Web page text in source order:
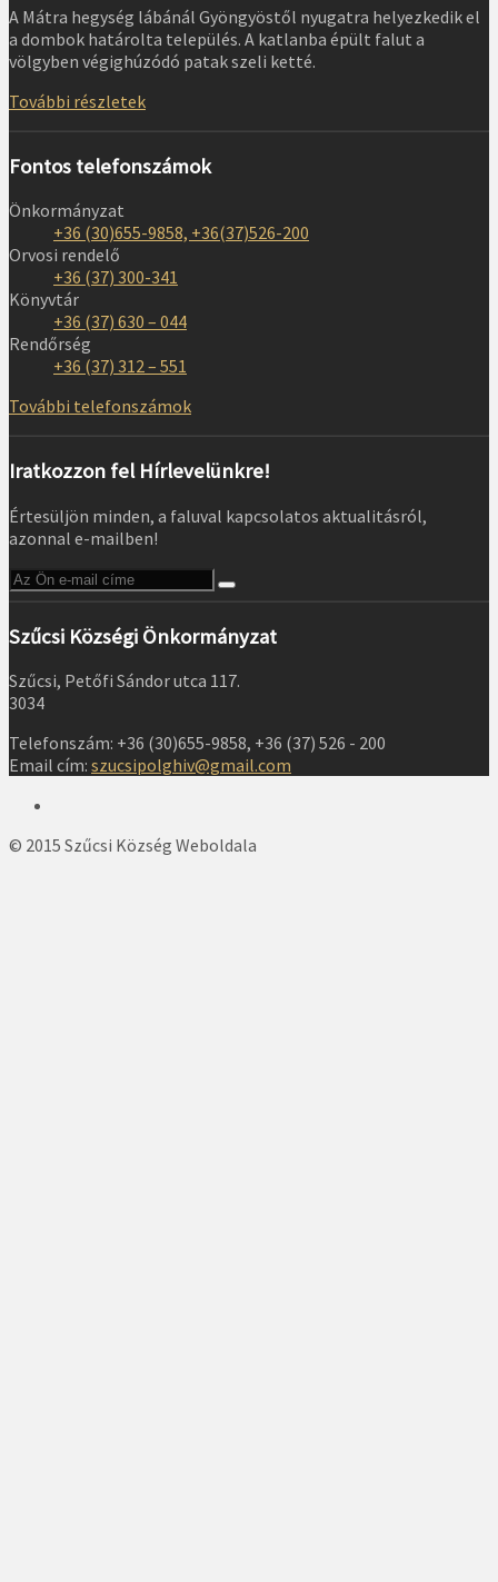
A Mátra hegység lábánál Gyöngyöstől nyugatra helyezkedik el
a dombok határolta település. A katlanba épült falut a
völgyben végighúzódó patak szeli ketté.
További részletek
Fontos telefonszámok
Önkormányzat
+36 (30)655-9858, +36(37)526-200
Orvosi rendelő
+36 (37) 300-341
Könyvtár
+36 (37) 630 – 044
Rendőrség
+36 (37) 312 – 551
További telefonszámok
Iratkozzon fel Hírlevelünkre!
Értesüljön minden, a faluval kapcsolatos aktualitásról,
azonnal e-mailben!
Szűcsi Községi Önkormányzat
Szűcsi, Petőfi Sándor utca 117.
3034
Telefonszám: +36 (30)655-9858, +36 (37) 526 - 200
Email cím: szucsipolghiv@gmail.com
© 2015 Szűcsi Község Weboldala